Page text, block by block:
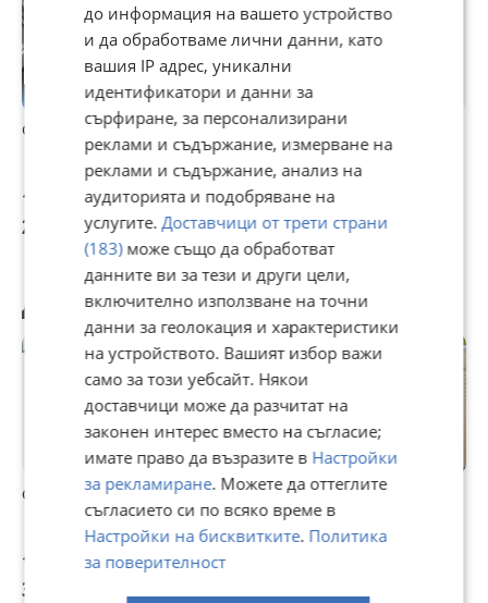
Фризер
150 €
293,37 лв
Фризер
138,05 €
270 лв
Фризер
вертикален
150 €
293,37 лв
Другите разглеждат също
фризер Силтал
153,39 €
300 лв
фризер Siemens
150 €
Фризер AEG
до информация на вашето устройство
и да обработваме лични данни, като
вашия IP адрес, уникални
идентификатори и данни за
сърфиране, за персонализирани
реклами и съдържание, измерване на
реклами и съдържание, анализ на
аудиторията и подобряване на
услугите. Доставчици от трети страни
(183)може също да обработват
данните ви за тези и други цели,
включително използване на точни
данни за геолокация и характеристики
на устройството. Вашият избор важи
само за този уебсайт. Някои
доставчици може да разчитат на
законен интерес вместо на съгласие;
имате право да възразите в Настройки
за рекламиране. Можете да оттеглите
съгласието си по всяко време в
Настройки на бисквитките. Политика
за поверителност